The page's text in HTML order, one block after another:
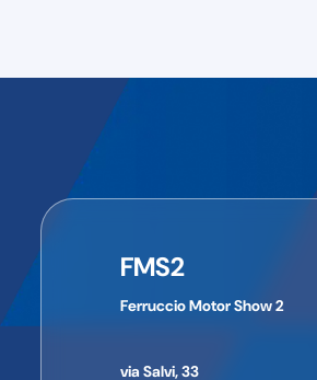
FMS2
Ferruccio Motor Show 2
via Salvi, 33